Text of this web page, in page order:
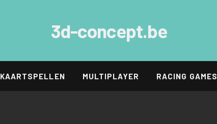
3d-concept.be
KAARTSPELLEN MULTIPLAYER RACING GAMES